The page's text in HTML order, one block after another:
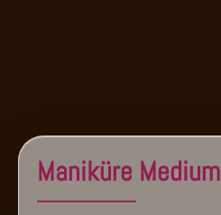
Maniküre Medium